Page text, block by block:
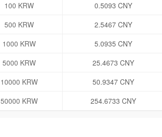
100 KRW
0.5093 CNY
500 KRW
2.5467 CNY
1000 KRW
5.0935 CNY
5000 KRW
25.4673 CNY
10000 KRW
50.9347 CNY
50000 KRW 254.6733 CNY